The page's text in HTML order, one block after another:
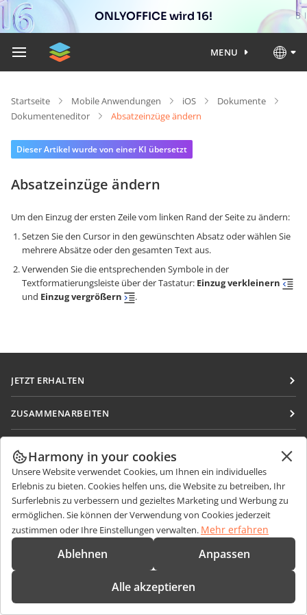
ONLYOFFICE wird 16!
MENU
Startseite Mobile Anwendungen iOS
Dokumente
Dokumenteneditor
Absatzeinzüge ändern
Dieser Artikel wurde von einer KI übersetzt
Absatzeinzüge ändern
Um den Einzug der ersten Zeile vom linken Rand der Seite zu ändern:
Setzen Sie den Cursor in den gewünschten Absatz oder wählen Sie
mehrere Absätze oder den gesamten Text aus.
Verwenden Sie die entsprechenden Symbole in der
Textformatierungsleiste über der Tastatur: Einzug verkleinern
und Einzug vergrößern .
JETZT ERHALTEN
Workspace
Integrations-Apps
Desktop-Apps
Mobile Apps
ZUSAMMENARBEITEN
Für Mitwirkende
Für Übersetzer
Für Influencer
Stellenangebote
Blog
HILFE ERHALTEN
Forum
Schulungen
White Papers
Support-Kontaktformular
KONTAKT
Fragen zum Kauf sales@onlyoffice.com
Partneranfragenpartners@onlyoffice.com
press@onlyoffice.com
Rückruf anfordern
onlyoffice.com
© Ascensio System SIA 2026. Alle Rechte vorbehalten
Harmony in your cookies
Unsere Website verwendet Cookies, um Ihnen ein individuelles
Erlebnis zu bieten. Cookies helfen uns, die Website zu betreiben, Ihr
Surferlebnis zu verbessern und gezieltes Marketing und Werbung zu
ermöglichen. Sie können der Verwendung von Cookies jederzeit
zustimmen oder Ihre Einstellungen verwalten. Mehr erfahren
Ablehnen Anpassen
Alle akzeptieren